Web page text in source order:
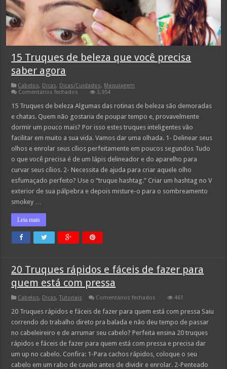
15 Truques de beleza que você precisa
saber agora
Cabelos, Dicas, Dicas/Cuidados, Maquiagem
Comentários fechados
Truques
de
beleza
que
você
precisa
saber
agora
3,954
15 Truques de beleza Algumas das rotinas de beleza são demoradas
e chatas. Quem não gostaria de poupar tempo e, provavelmente
dormir um pouco mais? Por isso estes truques inteligentes vão
facilitar em muito a sua vida. Vamos dar uma olhada. 1- Delinear seus
olhos e enrolar seus cílios perfeitamente em poucos segundos Tudo
o que você precisa é de um lápis delineador e do aparelho para
curvar seus cílios. 2- Necessita de ajuda para criar aquele olho
esfumaçado perfeito? Use o “truque hashtag.” Criar um hashtag no V
exterior de sua pálpebra e depois misture-o para o sombreamento
smokey …
Leia mais
20 Truques rápidos e fáceis de fazer para
quem está com pressa
Cabelos, Dicas,Tutoriais Comentários fechados
Truques
e
fáceis
de
fazer
para
quem
está
461
20 Truques rápidos e fáceis de fazer para quem está com pressa Saiu
correndo do trabalho direto pra balada e não deu tempo de passar
no cabeleireiro e de arrumar seu cabelo? Perfeita ensina 20 truques
rápidos e fáceis de fazer para quem está com pressa e precisa dar
um up no cabelo. Confira: 1-Para cachos rápidos, coloque o seu
cabelo em um rabo de cavalo antes de dividir e enrolar. 2-Penteado